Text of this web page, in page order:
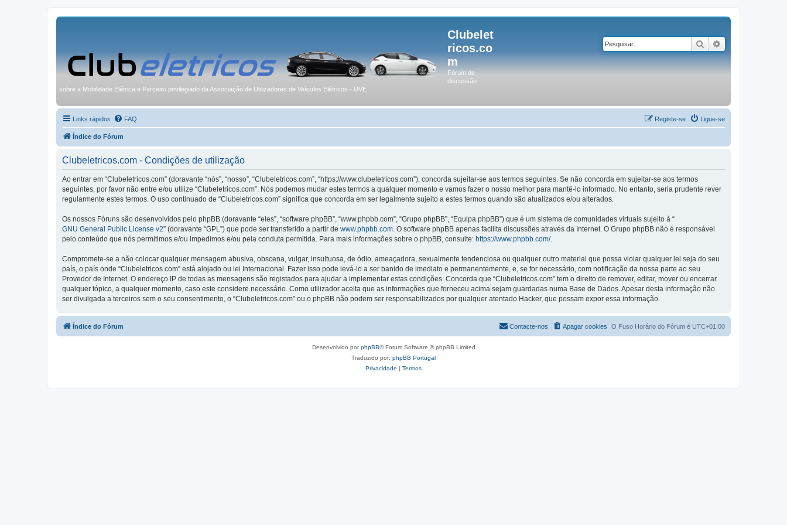
Clubelet
ricos.co
m
Fórum de
discussão
sobre a Mobilidade Elétrica e Parceiro privilegiado da Associação de Utilizadores de Veículos Elétricos - UVE
Pesquisar
Links rápidos FAQ Ligue-se
Registe-se
Índice do Fórum
Clubeletricos.com - Condições de utilização
Ao entrar em “Clubeletricos.com” (doravante “nós”, “nosso”, “Clubeletricos.com”, “https://www.clubeletricos.com”), concorda sujeitar-se aos termos seguintes. Se não concorda em sujeitar-se aos termos
seguintes, por favor não entre e/ou utilize “Clubeletricos.com”. Nós podemos mudar estes termos a qualquer momento e vamos fazer o nosso melhor para mantê-lo informado. No entanto, seria prudente rever
regularmente estes termos. O uso continuado de “Clubeletricos.com” significa que concorda em ser legalmente sujeito a estes termos quando são atualizados e/ou alterados.
Os nossos Fóruns são desenvolvidos pelo phpBB (doravante “eles”, “software phpBB”, “www.phpbb.com”, “Grupo phpBB”, “Equipa phpBB”) que é um sistema de comunidades virtuais sujeito à “
GNU General Public License v2” (doravante “GPL”) que pode ser transferido a partir de www.phpbb.com . O software phpBB apenas facilita discussões através da Internet. O Grupo phpBB não é responsável
pelo conteúdo que nós permitimos e/ou impedimos e/ou pela conduta permitida. Para mais informações sobre o phpBB, consulte: https://www.phpbb.com/.
Compromete-se a não colocar qualquer mensagem abusiva, obscena, vulgar, insultuosa, de ódio, ameaçadora, sexualmente tendenciosa ou qualquer outro material que possa violar qualquer lei seja do seu
país, o país onde “Clubeletricos.com” está alojado ou lei Internacional. Fazer isso pode levá-lo a ser banido de imediato e permanentemente, e, se for necessário, com notificação da nossa parte ao seu
Provedor de Internet. O endereço IP de todas as mensagens são registados para ajudar a implementar estas condições. Concorda que “Clubeletricos.com” tem o direito de remover, editar, mover ou encerrar
qualquer tópico, a qualquer momento, caso este considere necessário. Como utilizador aceita que as informações que forneceu acima sejam guardadas numa Base de Dados. Apesar desta informação não
ser divulgada a terceiros sem o seu consentimento, o “Clubeletricos.com” ou o phpBB não podem ser responsabilizados por qualquer atentado Hacker, que possam expor essa informação.
Índice do Fórum O Fuso Horário do Fórum é UTC+01:00
Apagar cookies
Contacte-nos
Desenvolvido porphpBB® Forum Software © phpBB Limited
Traduzido por: phpBB Portugal
Privacidade | Termos